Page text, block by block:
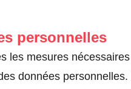
personnelles
les mesures
données